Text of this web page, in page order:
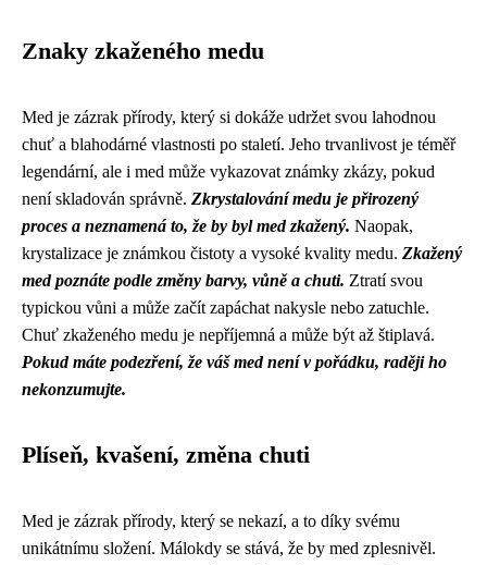
Znaky zkaženého medu
Med je zázrak přírody, který si dokáže udržet svou lahodnou
chuť a blahodárné vlastnosti po staletí. Jeho trvanlivost je téměř
legendární, ale i med může vykazovat známky zkázy, pokud
není skladován správně. Zkrystalování medu je přirozený
proces a neznamená to, že by byl med zkažený. Naopak,
krystalizace je známkou čistoty a vysoké kvality medu. Zkažený
med poznáte podle změny barvy, vůně a chuti. Ztratí svou
typickou vůni a může začít zapáchat nakysle nebo zatuchle.
Chuť zkaženého medu je nepříjemná a může být až štiplavá.
Pokud máte podezření, že váš med není v pořádku, raději ho
nekonzumujte.
Plíseň, kvašení, změna chuti
Med je zázrak přírody, který se nekazí, a to díky svému
unikátnímu složení. Málokdy se stává, že by med zplesnivěl.